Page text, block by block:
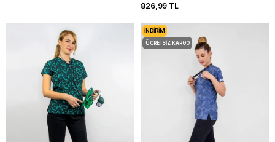
826,99 TL
İNDIRIM
ÜCRETSIZ KARGO